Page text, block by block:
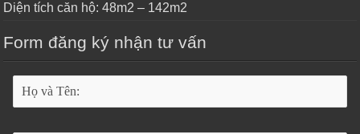
Diện tích căn hộ: 48m2 – 142m2
Form đăng ký nhận tư vấn